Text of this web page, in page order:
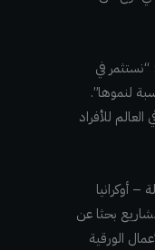
“نستثمر في
لنموها”.
للأفراد
أوكرانيا
بحثا عن
الورقية